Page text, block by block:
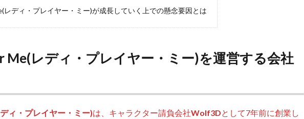
レディ・プレイヤー・ミー)が成長していく上での懸念要因とは
Me(レディ・プレイヤー・ミー)を運営する会社
ィ・プレイヤー・ミー)は、キャラクター請負会社Wolf3Dとして7年前に創業し